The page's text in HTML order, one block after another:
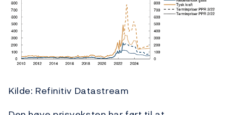
Kilde: Refinitiv Datastream